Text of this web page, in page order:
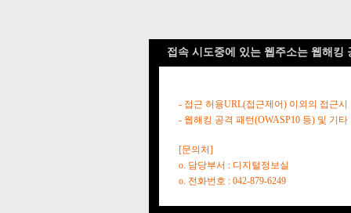
접속 시도중에 있는 웹주소는 웹해킹
- 접근 허용URL(접근제어) 이외의 접근시
- 웹해킹 공격 패턴(OWASP10 등) 및 기
[문의처]
o. 담당부서 : 디지털정보실
o. 전화번호 : 042-879-6249